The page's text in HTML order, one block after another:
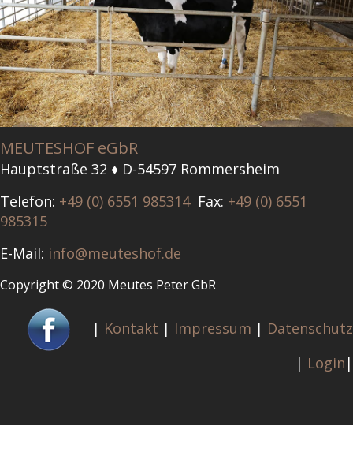
MEUTESHOF eGbR
Hauptstraße 32 ♦ D-54597 Rommersheim
Telefon: +49 (0) 6551 985314 Fax: +49 (0) 6551
985315
E-Mail: info@meuteshof.de
Copyright © 2020 Meutes Peter GbR
| Kontakt | Impressum | Datenschutz
| Login |